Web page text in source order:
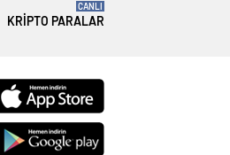
KRIPTO PARALAR
CANLI